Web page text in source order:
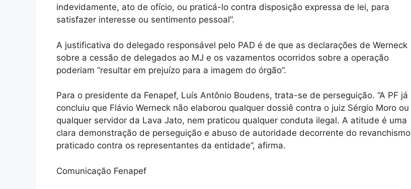
indevidamente, ato de ofício, ou praticá-lo contra disposição expressa de lei, para
satisfazer interesse ou sentimento pessoal”.
A justificativa do delegado responsável pelo PAD é de que as declarações de Werneck
sobre a cessão de delegados ao MJ e os vazamentos ocorridos sobre a operação
poderiam “resultar em prejuízo para a imagem do órgão”.
Para o presidente da Fenapef, Luís Antônio Boudens, trata-se de perseguição. “A PF já
concluiu que Flávio Werneck não elaborou qualquer dossiê contra o juiz Sérgio Moro ou
qualquer servidor da Lava Jato, nem praticou qualquer conduta ilegal. A atitude é uma
clara demonstração de perseguição e abuso de autoridade decorrente do revanchismo
praticado contra os representantes da entidade”, afirma.
Comunicação Fenapef